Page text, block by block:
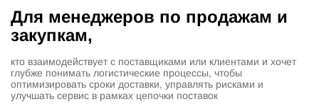
Для менеджеров по продажам и
закупкам,
кто взаимодействует с поставщиками или клиентами и хочет
глубже понимать логистические процессы, чтобы
оптимизировать сроки доставки, управлять рисками и
улучшать сервис в рамках цепочки поставок